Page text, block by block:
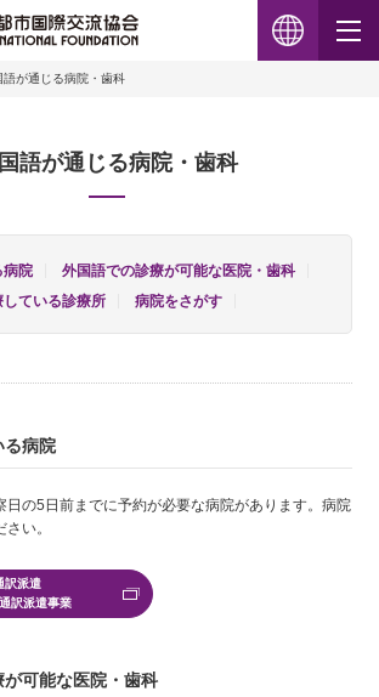
語が通じる病院・歯科
語が通じる病院・歯科
病院
外国語での診療が可能な医院・歯科
ている診療所
病院をさがす
る病院
日の5日前までに予約が必要な病院があります。病院
い。
訳派遣
訳派遣事業
可能な医院・歯科